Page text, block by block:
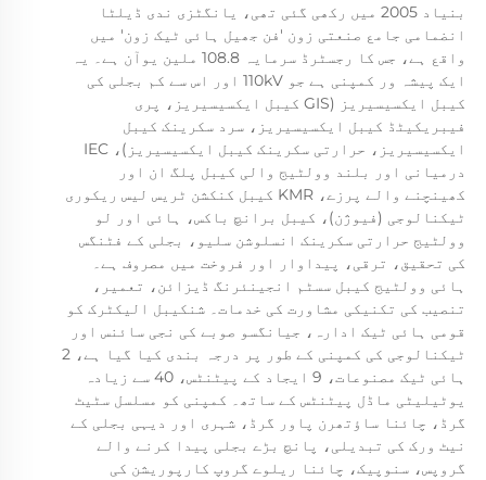
بنیاد 2005 میں رکھی گئی تھی، یانگٹزی ندی ڈیلٹا
انضمامی جامع صنعتی زون 'فن جھیل ہائی ٹیک زون' میں
واقع ہے، جس کا رجسٹرڈ سرمایہ 108.8 ملین یوآن ہے۔ یہ
ایک پیشہ ور کمپنی ہے جو 110kV اور اس سے کم بجلی کی
کیبل ایکسیسیریز (GIS کیبل ایکسیسیریز، پری
فیبریکیٹڈ کیبل ایکسیسیریز، سرد سکرینک کیبل
ایکسیسیریز، حرارتی سکرینک کیبل ایکسیسیریز)، IEC
درمیانی اور بلند وولٹیج والی کیبل پلگ ان اور
کھینچنے والے پرزے، KMR کیبل کنکشن ٹریس لیس ریکوری
ٹیکنالوجی (فیوژن)، کیبل برانچ باکس، ہائی اور لو
وولٹیج حرارتی سکرینک انسلوشن سلیو، بجلی کے فٹنگس
کی تحقیق، ترقی، پیداوار اور فروخت میں مصروف ہے۔
ہائی وولٹیج کیبل سسٹم انجینئرنگ ڈیزائن، تعمیر،
تنصیب کی تکنیکی مشاورت کی خدمات۔ شنکیبل الیکٹرک کو
قومی ہائی ٹیک ادارہ، جیانگسو صوبے کی نجی سائنس اور
ٹیکنالوجی کی کمپنی کے طور پر درجہ بندی کیا گیا ہے، 2
ہائی ٹیک مصنوعات، 9 ایجاد کے پیٹنٹس، 40 سے زیادہ
یوٹیلیٹی ماڈل پیٹنٹس کے ساتھ۔ کمپنی کو مسلسل سٹیٹ
گرڈ، چائنا ساؤتھرن پاور گرڈ، شہری اور دیہی بجلی کے
نیٹ ورک کی تبدیلی، پانچ بڑے بجلی پیدا کرنے والے
گروپس، سنوپیک، چائنا ریلوے گروپ کارپوریشن کی